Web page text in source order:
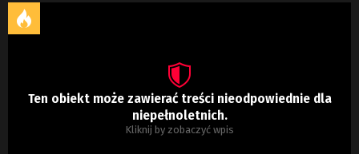
Ten obiekt może zawierać treści nieodpowiednie dla
niepełnoletnich.
Kliknij by zobaczyć wpis